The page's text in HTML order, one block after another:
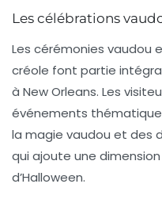
Les célébrations
Les cérémonies vaudou
créole font partie
à New Orleans. Les
événements
la magie vaudou et des
qui ajoute une
d’Halloween.